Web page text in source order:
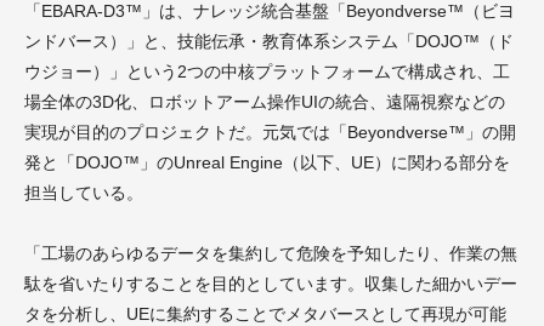
「EBARA-D3™」は、ナレッジ統合基盤「Beyondverse™（ビヨ
ンドバース）」と、技能伝承・教育体系システム「DOJO™（ド
ウジョー）」という2つの中核プラットフォームで構成され、工
場全体の3D化、ロボットアーム操作UIの統合、遠隔視察などの
実現が目的のプロジェクトだ。元気では「Beyondverse™」の開
発と「DOJO™」のUnreal Engine（以下、UE）に関わる部分を
担当している。
「工場のあらゆるデータを集約して危険を予知したり、作業の無
駄を省いたりすることを目的としています。収集した細かいデー
タを分析し、UEに集約することでメタバースとして再現が可能